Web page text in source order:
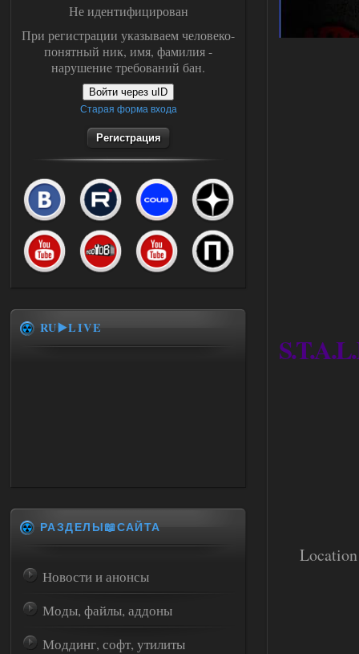
Не идентифицирован
При регистрации указываем человеко-
понятный ник, имя, фамилия -
нарушение требований бан.
Войти через uID
Старая форма входа
Регистрация
RU▶️LIVE
РАЗДЕЛЫ📖САЙТА
Новости и анонсы
Моды, файлы, аддоны
Моддинг, софт, утилиты